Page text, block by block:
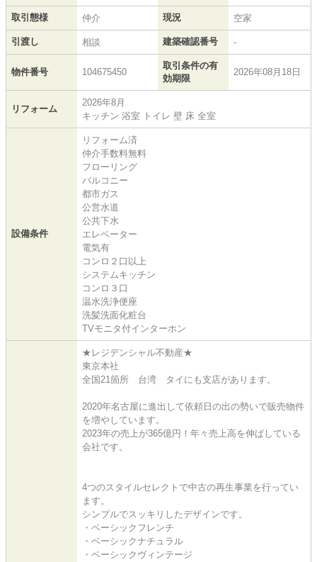
取引態様 仲介 現況 空家
引渡し 相談 建築確認番号 -
物件番号 104675450
取引条件の有
効期限
2026年08月18日
リフォーム
2026年8月
キッチン 浴室 トイレ 壁 床 全室
設備条件
リフォーム済
仲介手数料無料
フローリング
バルコニー
都市ガス
公営水道
公共下水
エレベーター
電気有
コンロ２口以上
システムキッチン
コンロ３口
温水洗浄便座
洗髪洗面化粧台
TVモニタ付インターホン
★レジデンシャル不動産★
東京本社
全国21箇所 台湾 タイにも支店があります。
2020年名古屋に進出して依頼日の出の勢いで販売物件
を増やしています。
2023年の売上が365億円！年々売上高を伸ばしている
会社です。
4つのスタイルセレクトで中古の再生事業を行ってい
ます。
シンプルでスッキリしたデザインです。
・ベーシックフレンチ
・ベーシックナチュラル
・ベーシックヴィンテージ